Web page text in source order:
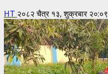
HT २०८२ चैत्र १३, शुक्रबार २०:०९